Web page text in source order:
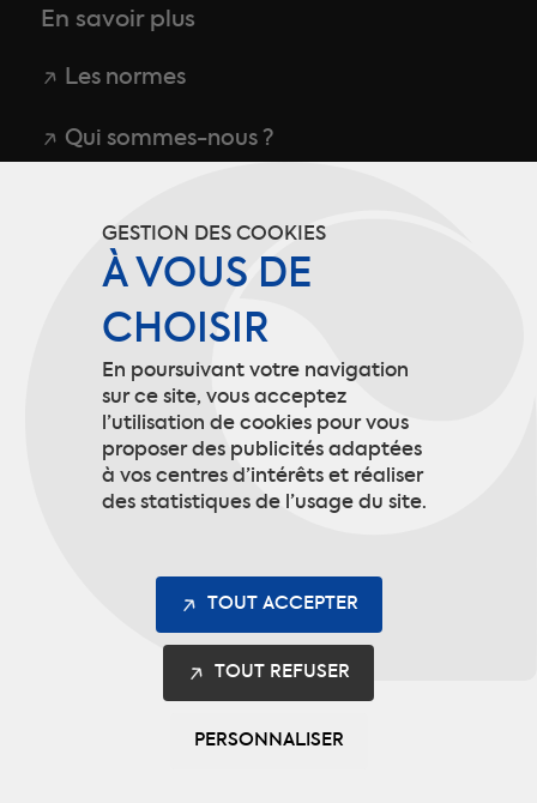
En savoir plus
Les normes
Qui sommes-nous ?
Politique de confidentialité
Mentions légales
Gestion des cookies
Contact
info@codupal.fr
GESTION DES COOKIES
À VOUS DE
CHOISIR
En poursuivant votre navigation
sur ce site, vous acceptez
l’utilisation de cookies pour vous
proposer des publicités adaptées
à vos centres d’intérêts et réaliser
des statistiques de l’usage du site.
TOUT ACCEPTER
TOUT REFUSER
PERSONNALISER